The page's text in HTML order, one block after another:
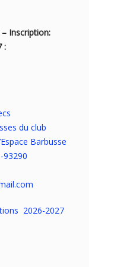
Inscription:
:
du club
Barbusse
93290
2026-2027